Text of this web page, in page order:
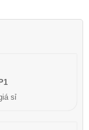
sỉ